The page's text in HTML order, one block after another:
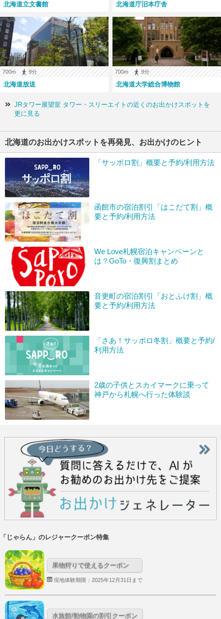
北海道立文書館 北海道庁旧本庁舎
700m 9分
北海道放送
700m 9分
北海道大学総合博物館
JRタワー展望室 タワー・スリーエイトの近くのお出かけスポットを
更に見る
北海道のお出かけスポットを再発見、お出かけのヒント
「サッポロ割」概要と予約/利用方法
函館市の宿泊割引「はこだて割」概
要と予約/利用方法
We Love札幌宿泊キャンペーンと
は？GoTo・復興割まとめ
音更町の宿泊割引「おとふけ割」概
要と予約/利用方法
「さあ！サッポロ冬割」概要と予約/
利用方法
2歳の子供とスカイマークに乗って
神戸から札幌へ行った体験談
「じゃらん」のレジャークーポン特集
果物狩りで使えるクーポン
現地体験期限：2025年12月31日まで
水族館/動物園の割引クーポン